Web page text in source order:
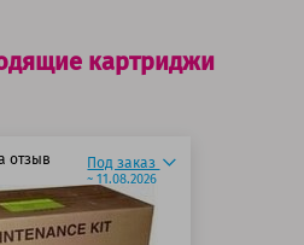
картриджи
отзыв Под заказ
~ 11.08.2026